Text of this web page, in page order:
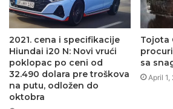
2021. cena i specifikacije
Hiundai i20 N: Novi vrući
poklopac po ceni od
32.490 dolara pre troškova
na putu, odložen do
oktobra
Tojota
sa
April 1,